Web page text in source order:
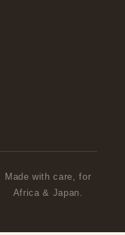
Made with care, for
Africa & Japan.